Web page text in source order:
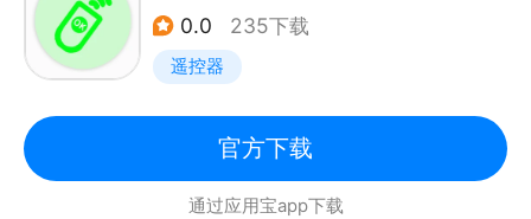
0.0 235下载
遥控器
官方下载
通过应用宝app下载